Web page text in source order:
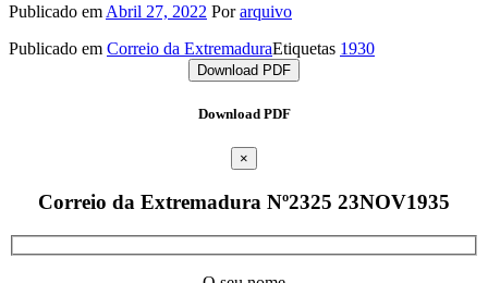
Publicado em Abril 27, 2022 Porarquivo
Publicado em Correio da ExtremaduraEtiquetas 1930
Download PDF
Download PDF
×
Correio da Extremadura Nº2325 23NOV1935